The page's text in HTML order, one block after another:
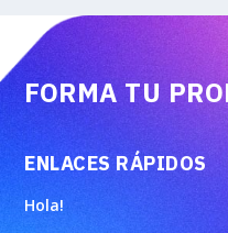
FORMA TU
ENLACES RÁPIDOS
Hola!